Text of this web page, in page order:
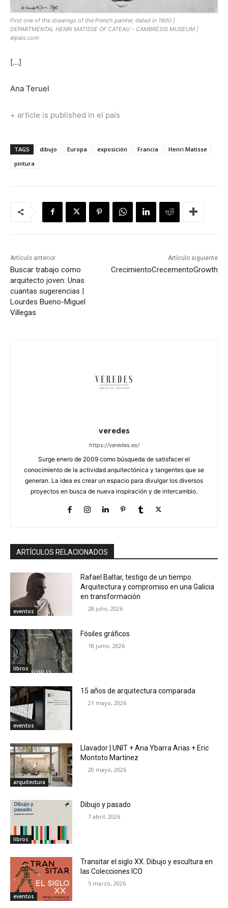
First one of the drawings of the French painter, dated in 1900 |
DEPARTMENTAL HENRI MATISSE OF CATEAU – CAMBRÉSIS MUSEUM |
elpais.com
[…]
Ana Teruel
+ article is published in el país
TAGS dibujo Europa exposición Francia
Henri Matisse
pintura
Artículo anterior
Buscar trabajo como
arquitecto joven: Unas
cuantas sugerencias |
Lourdes Bueno-Miguel
Villegas
Artículo siguiente
CrecimientoCrecementoGrowth
veredes
https://veredes.es/
Surge enero de 2009 como búsqueda de satisfacer el
conocimiento de la actividad arquitectónica y tangentes que se
generan. La idea es crear un espacio para divulgar los diversos
proyectos en busca de nueva inspiración y de intercambio.
ARTÍCULOS RELACIONADOS
eventos
Rafael Baltar, testigo de un tiempo.
Arquitectura y compromiso en una Galicia
en transformación
28 julio, 2026
libros
Fósiles gráficos
18 junio, 2026
eventos
15 años de arquitectura comparada
21 mayo, 2026
arquitectura
Llavador | UNIT + Ana Ybarra Arias + Eric
Montoto Martínez
20 mayo, 2026
libros
Dibujo y pasado
7 abril, 2026
eventos
Transitar el siglo XX. Dibujo y escultura en
las Colecciones ICO
5 marzo, 2026